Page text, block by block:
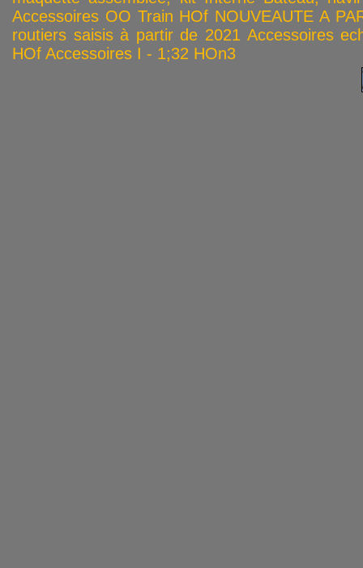
Accessoires OO Train HOf NOUVEAUTE A
routiers saisis à partir de 2021 Accessoires
HOf Accessoires I - 1;32 HOn3